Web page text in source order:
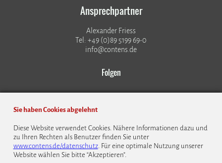
Ansprechpartner
Alexander Friess
Tel: +49 (0)89 5199 69-0
info@contens.de
Folgen
© 1999 - 2026 CONTENS Software GmbH
Sie haben Cookies abgelehnt
Diese Website verwendet Cookies. Nähere Informationen dazu und
zu Ihren Rechten als Benutzer finden Sie unter
www.contens.de/datenschutz. Für eine optimale Nutzung unserer
Website wählen Sie bitte “Akzeptieren”.